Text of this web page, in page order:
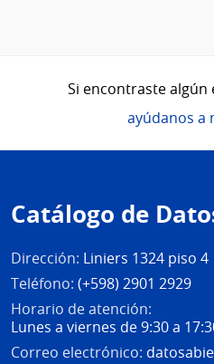
Si encontraste
ayúdanos a
de
página
Catálogo de
Dirección: Liniers 1324 piso 4
Teléfono: (+598) 2901 2929
Horario de atención:
Lunes a viernes de 9:30 a
Correo electrónico: